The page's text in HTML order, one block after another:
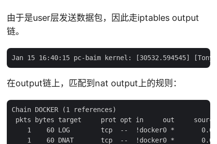
由于是user层发送数据包，因此走iptables output
链。
在output链上，匹配到nat output上的规则：
Chain DOCKER (1 references)
pkts bytes target     prot opt in     out
1    60 LOG        tcp  --  !docker0 *